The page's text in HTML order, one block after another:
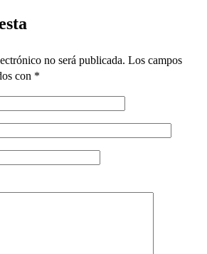
no será publicada. Los campos
con *